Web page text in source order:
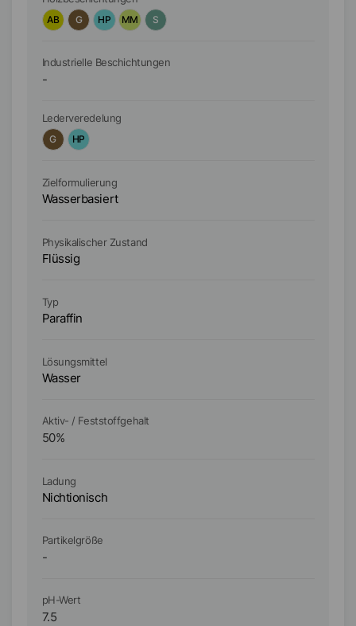
AB
G HP MM S
Industrielle Beschichtungen
-
Lederveredelung
G
HP
Zielformulierung
Wasserbasiert
Physikalischer Zustand
Flüssig
Typ
Paraffin
Lösungsmittel
Wasser
Aktiv- / Feststoffgehalt
50%
Ladung
Nichtionisch
Partikelgröße
-
pH-Wert
7.5